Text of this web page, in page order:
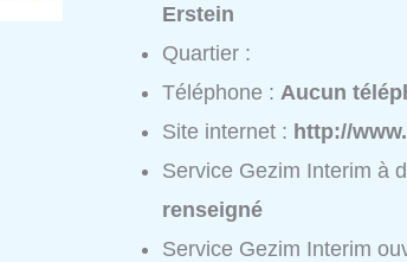
Erstein
Quartier :
Téléphone : Aucun
Site internet : http://
Service Gezim Interim à
renseigné
Service Gezim Interim